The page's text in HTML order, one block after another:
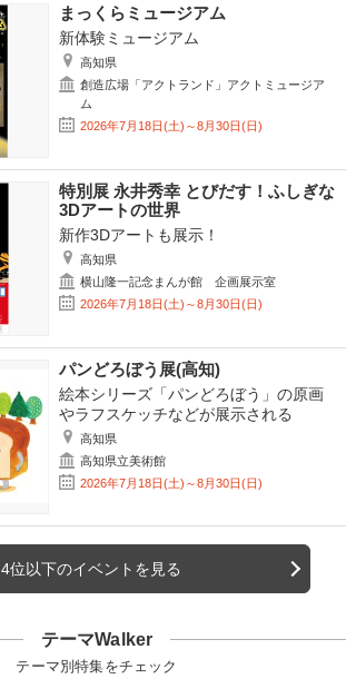
まっくらミュージアム
新体験ミュージアム
高知県
創造広場「アクトランド」アクトミュージア
ム
2026年7月18日(土)～8月30日(日)
特別展 永井秀幸 とびだす！ふしぎな
3Dアートの世界
新作3Dアートも展示！
高知県
横山隆一記念まんが館 企画展示室
2026年7月18日(土)～8月30日(日)
パンどろぼう展(高知)
絵本シリーズ「パンどろぼう」の原画
やラフスケッチなどが展示される
高知県
高知県立美術館
2026年7月18日(土)～8月30日(日)
4位以下のイベントを見る
テーマWalker
テーマ別特集をチェック